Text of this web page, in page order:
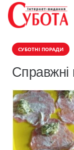
СУБОТНІ ПОРАДИ
Справжні